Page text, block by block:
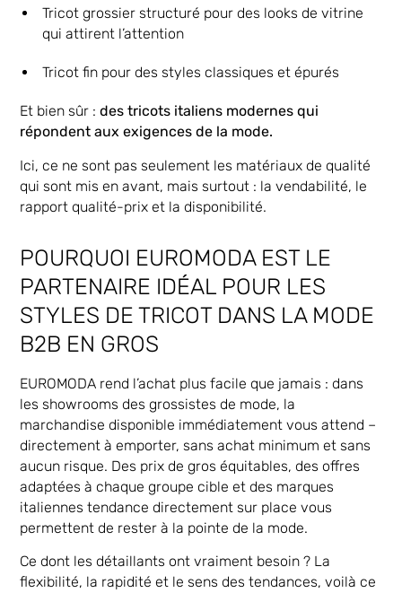
Tricot grossier structuré pour des looks de vitrine
qui attirent l’attention
Tricot fin pour des styles classiques et épurés
Et bien sûr :des tricots italiens modernes qui
répondent aux exigences de la mode.
Ici, ce ne sont pas seulement les matériaux de qualité
qui sont mis en avant, mais surtout : la vendabilité, le
rapport qualité-prix et la disponibilité.
POURQUOI EUROMODA EST LE
PARTENAIRE IDÉAL POUR LES
STYLES DE TRICOT DANS LA MODE
B2B EN GROS
EUROMODA rend l’achat plus facile que jamais : dans
les showrooms des grossistes de mode, la
marchandise disponible immédiatement vous attend –
directement à emporter, sans achat minimum et sans
aucun risque. Des prix de gros équitables, des offres
adaptées à chaque groupe cible et des marques
italiennes tendance directement sur place vous
permettent de rester à la pointe de la mode.
Ce dont les détaillants ont vraiment besoin ? La
flexibilité, la rapidité et le sens des tendances, voilà ce